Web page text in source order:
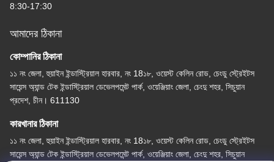
8:30-17:30
আমাদের ঠিকানা
কোম্পানির ঠিকানা
১১ নং জেলা, হুয়াইন ইন্ডাস্ট্রিয়াল হারবার, নং 18১৮, ওয়েস্ট কেলিন রোড, চেংডু স্ট্রেইটস
সায়েন্স অ্যান্ড টেক ইন্ডাস্ট্রিয়াল ডেভেলপমেন্ট পার্ক, ওয়েঞ্জিয়াং জেলা, চেংদু শহর, সিচুয়ান
প্রদেশ, চীন। 611130
কারখানার ঠিকানা
১১ নং জেলা, হুয়াইন ইন্ডাস্ট্রিয়াল হারবার, নং 18১৮, ওয়েস্ট কেলিন রোড, চেংডু স্ট্রেইটস
সায়েন্স অ্যান্ড টেক ইন্ডাস্ট্রিয়াল ডেভেলপমেন্ট পার্ক, ওয়েঞ্জিয়াং জেলা, চেংদু শহর, সিচুয়ান